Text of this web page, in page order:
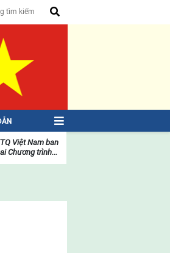
Việt Nam ban
Chương trình...